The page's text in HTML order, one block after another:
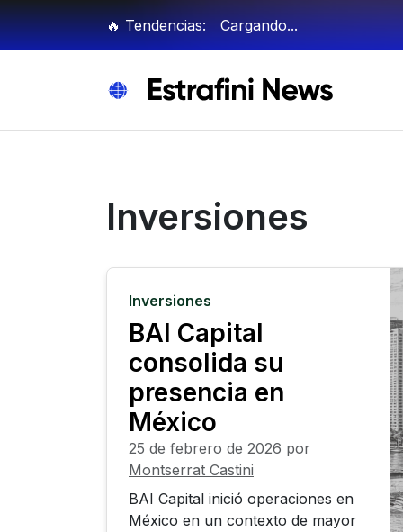
Ir al contenido principal
🔥 Tendencias:
Cargando...
Inversiones
Inversiones
BAI Capital
consolida su
presencia en
México
25 de febrero de 2026 por
Montserrat Castini
BAI Capital inició operaciones en
México en un contexto de mayor